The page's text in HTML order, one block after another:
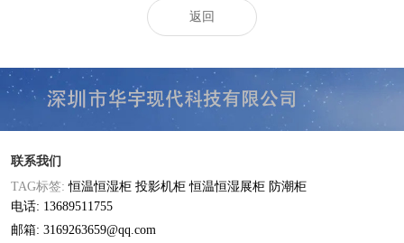
返回
联系我们
TAG标签:恒温恒湿柜 投影机柜 恒温恒湿展柜 防潮柜
电话: 13689511755
邮箱: 3169263659@qq.com